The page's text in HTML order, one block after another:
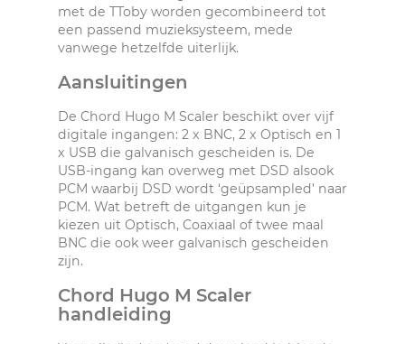
met de TToby worden gecombineerd tot
een passend muzieksysteem, mede
vanwege hetzelfde uiterlijk.
Aansluitingen
De Chord Hugo M Scaler beschikt over vijf
digitale ingangen: 2 x BNC, 2 x Optisch en 1
x USB die galvanisch gescheiden is. De
USB-ingang kan overweg met DSD alsook
PCM waarbij DSD wordt ‘geüpsampled’ naar
PCM. Wat betreft de uitgangen kun je
kiezen uit Optisch, Coaxiaal of twee maal
BNC die ook weer galvanisch gescheiden
zijn.
Chord Hugo M Scaler
handleiding